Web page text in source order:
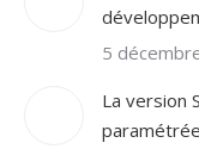
5
La version